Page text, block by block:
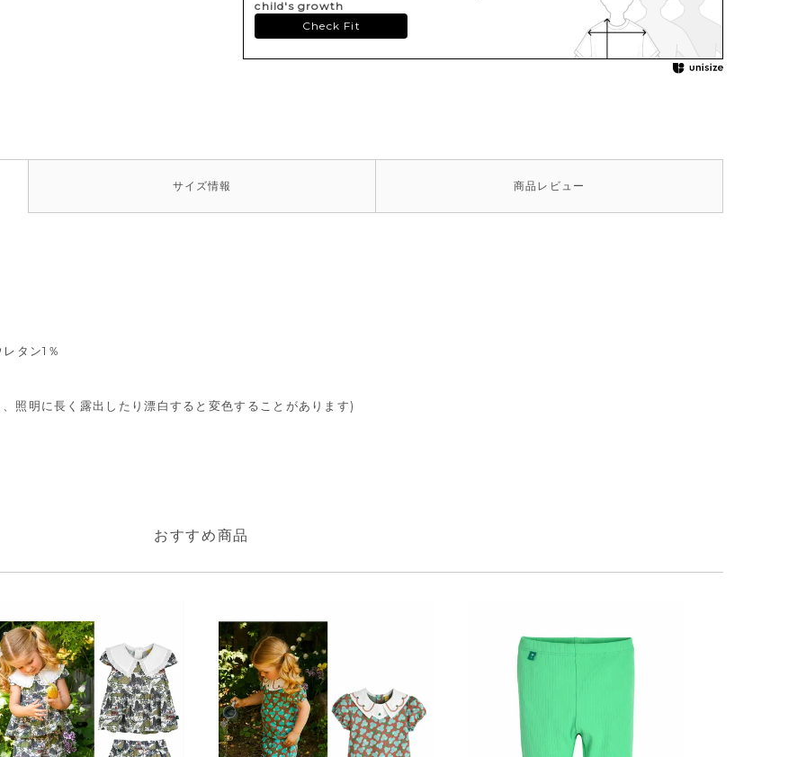
child's growth
Check Fit
サイズ情報 商品 レビュー
タン1％
照明に長く露出したり漂白すると変色することがあります)
おすすめ商品